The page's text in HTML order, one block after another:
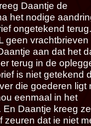
Daantje de
het nodige
ongetekend
geen vrachtbrieven
aan dat het
terug in de
is niet getekend
die goederen ligt
eenmaal in het
Daantje kreeg
zeuren dat ie niet